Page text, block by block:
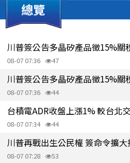
總覽
川普簽公告多晶矽產品徵15%關
08-07 07:36 47
川普簽公告多晶矽產品徵15%關
08-07 07:36 44
台積電ADR收盤上漲1% 較台北
08-07 07:34 44
川普再戰出生公民權 簽命令擴
08-07 07:28 53